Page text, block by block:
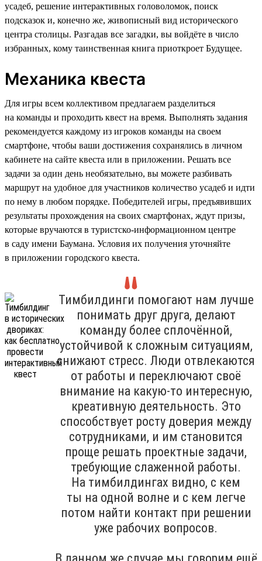
усадеб, решение интерактивных головоломок, поиск
подсказок и, конечно же, живописный вид исторического
центра столицы. Разгадав все загадки, вы войдёте в число
избранных, кому таинственная книга приоткроет Будущее.
Механика квеста
Для игры всем коллективом предлагаем разделиться
на команды и проходить квест на время. Выполнять задания
рекомендуется каждому из игроков команды на своем
смартфоне, чтобы ваши достижения сохранялись в личном
кабинете на сайте квеста или в приложении. Решать все
задачи за один день необязательно, вы можете разбивать
маршрут на удобное для участников количество усадеб и идти
по нему в любом порядке. Победителей игры, предъявивших
результаты прохождения на своих смартфонах, ждут призы,
которые вручаются в туристско-информационном центре
в саду имени Баумана. Условия их получения уточняйте
в приложении городского квеста.
Тимбилдинги помогают нам лучше
понимать друг друга, делают
команду более сплочённой,
устойчивой к сложным ситуациям,
снижают стресс. Люди отвлекаются
от работы и переключают своё
внимание на какую-то интересную,
креативную деятельность. Это
способствует росту доверия между
сотрудниками, и им становится
проще решать проектные задачи,
требующие слаженной работы.
На тимбилдингах видно, с кем
ты на одной волне и с кем легче
потом найти контакт при решении
уже рабочих вопросов.